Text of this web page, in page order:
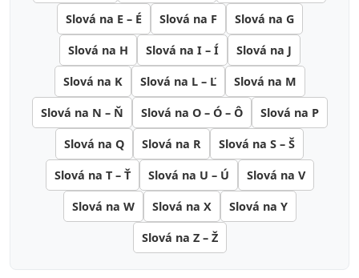
Slová na E – É Slová na F Slová na G
Slová na H Slová na I – Í Slová na J
Slová na K Slová na L – Ľ Slová na M
Slová na N – Ň Slová na O – Ó – Ô Slová na P
Slová na Q Slová na R Slová na S – Š
Slová na T – Ť Slová na U – Ú Slová na V
Slová na W Slová na X Slová na Y
Slová na Z – Ž